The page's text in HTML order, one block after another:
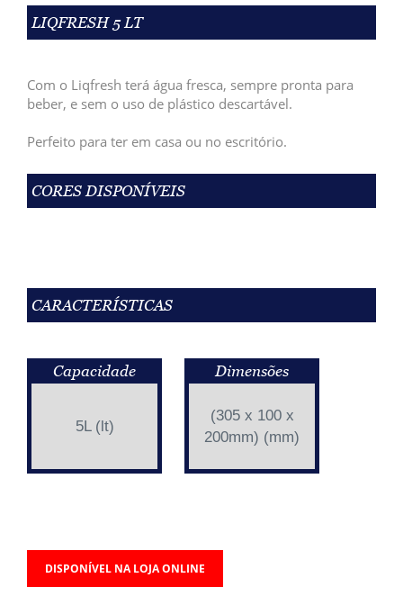
LIQFRESH 5 LT
Com o Liqfresh terá água fresca, sempre pronta para
beber, e sem o uso de plástico descartável.
Perfeito para ter em casa ou no escritório.
CORES DISPONÍVEIS
CARACTERÍSTICAS
Capacidade
5L (lt)
Dimensões
(305 x 100 x
200mm) (mm)
DISPONÍVEL NA LOJA ONLINE